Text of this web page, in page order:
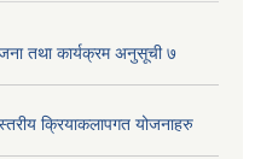
तथा कार्यक्रम अनुसूची ७
क्रियाकलापगत योजनाहरु